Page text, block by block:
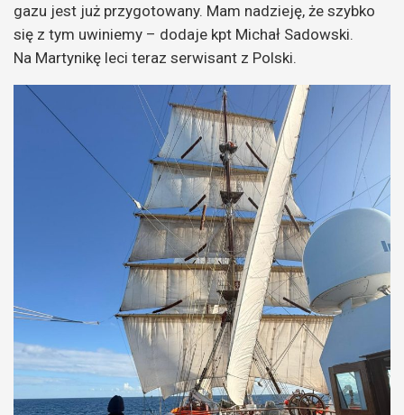
gazu jest już przygotowany. Mam nadzieję, że szybko
się z tym uwiniemy – dodaje kpt Michał Sadowski.
Na Martynikę leci teraz serwisant z Polski.